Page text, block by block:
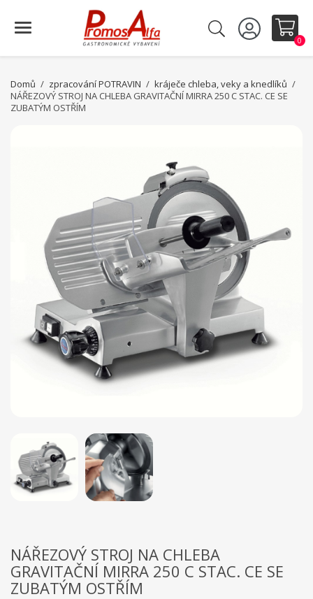
0
Domů zpracování POTRAVIN
kráječe chleba, veky a knedlíků
NÁŘEZOVÝ STROJ NA CHLEBA GRAVITAČNÍ MIRRA 250 C STAC. CE SE
ZUBATÝM OSTŘÍM
NÁŘEZOVÝ STROJ NA CHLEBA
GRAVITAČNÍ MIRRA 250 C STAC. CE SE
ZUBATÝM OSTŘÍM